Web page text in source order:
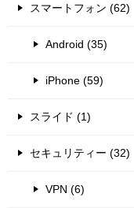
スマートフォン (62)
Android (35)
iPhone (59)
スライド (1)
セキュリティー (32)
VPN (6)